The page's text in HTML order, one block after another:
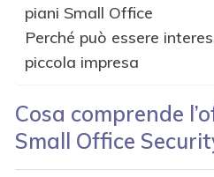
piani Small Office
Perché può essere
piccola impresa
Cosa comprende
Small Office